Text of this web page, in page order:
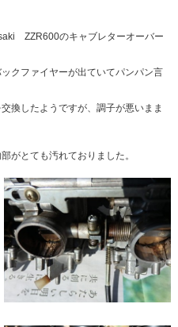
ZZR600のキャブレターオーバー
クファイヤーが出ていてパンパン言
換したようですが、調子が悪いまま
がとても汚れておりました。